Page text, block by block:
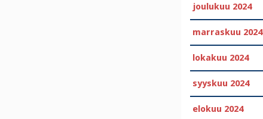
joulukuu 2024
marraskuu 2024
lokakuu 2024
syyskuu 2024
elokuu 2024